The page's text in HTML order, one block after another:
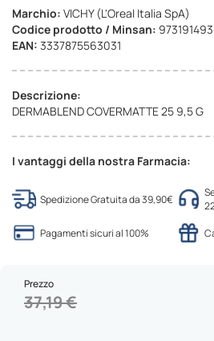
Marchio: VICHY (L'Oreal Italia SpA)
Codice prodotto / Minsan: 973191493
EAN: 3337875563031
Descrizione:
DERMABLEND COVERMATTE 25 9,5 G
I vantaggi della nostra Farmacia:
Spedizione Gratuita da 39,90€
Pagamenti sicuri al 100%
Prezzo
37,19 €